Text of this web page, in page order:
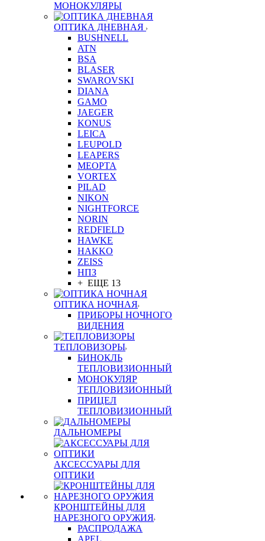
МОНОКУЛЯРЫ
ОПТИКА ДНЕВНАЯ
BUSHNELL
ATN
BSA
BLASER
SWAROVSKI
DIANA
GAMO
JAEGER
KONUS
LEICA
LEUPOLD
LEAPERS
MEOPTA
VORTEX
PILAD
NIKON
NIGHTFORCE
NORIN
REDFIELD
HAWKE
HAKKO
ZEISS
НПЗ
+ ЕЩЕ 13
ОПТИКА НОЧНАЯ
ПРИБОРЫ НОЧНОГО
ВИДЕНИЯ
ТЕПЛОВИЗОРЫ
БИНОКЛЬ
ТЕПЛОВИЗИОННЫЙ
МОНОКУЛЯР
ТЕПЛОВИЗИОННЫЙ
ПРИЦЕЛ
ТЕПЛОВИЗИОННЫЙ
ДАЛЬНОМЕРЫ
АКСЕССУАРЫ ДЛЯ
ОПТИКИ
КРОНШТЕЙНЫ ДЛЯ
НАРЕЗНОГО ОРУЖИЯ
РАСПРОДАЖА
APEL